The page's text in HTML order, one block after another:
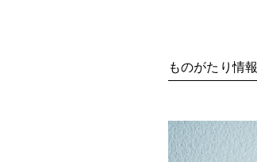
ものがたり情報